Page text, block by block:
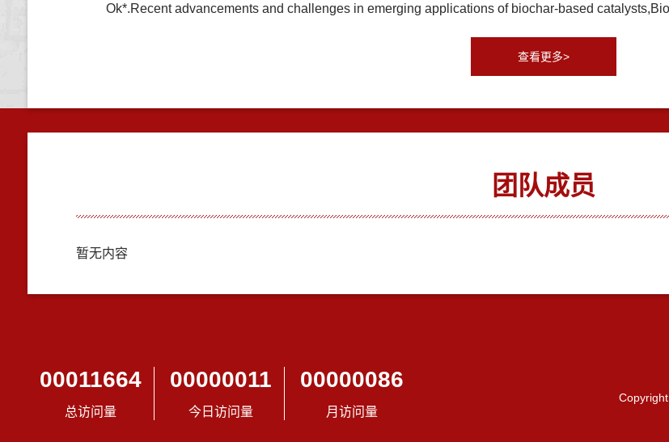
Ok*.Recent advancements and challenges in emerging applications of biochar-based
查看更多>
团队成员
暂无内容
00011664
总访问量
00000011
今日访问量
00000086
月访问量